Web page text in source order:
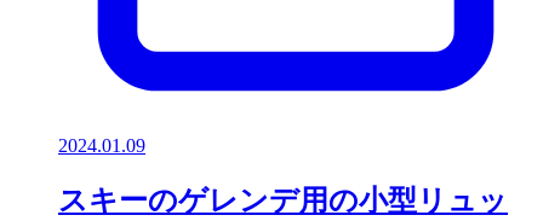
2024.01.09
スキーのゲレンデ用の小型リュッ